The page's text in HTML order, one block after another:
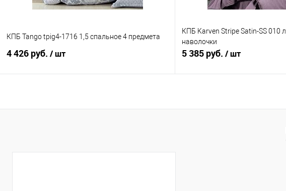
КПБ Tango tpig4-1716 1,5 спальное 4 предмета
4 426 руб. / шт
КПБ Karven Stripe Satin-SS 010
наволочки
5 385 руб. / шт